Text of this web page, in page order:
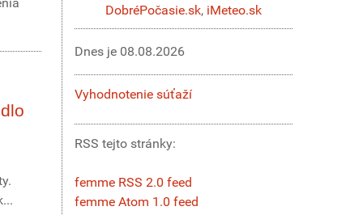
DobréPočasie.sk, iMeteo.sk
Dnes je 08.08.2026
Vyhodnotenie súťaží
RSS tejto stránky:
femme RSS 2.0 feed
femme Atom 1.0 feed